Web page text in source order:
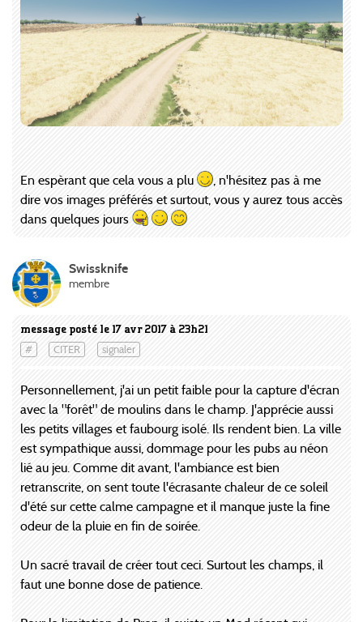
En espèrant que cela vous a plu
, n'hésitez pas à me
dire vos images préférés et surtout, vous y aurez tous accès
dans quelques jours
message posté le 17 avr 2017 à 23h21
# CITER signaler
Swissknife
membre
Personnellement, j'ai un petit faible pour la capture d'écran
avec la "forêt" de moulins dans le champ. J'apprécie aussi
les petits villages et faubourg isolé. Ils rendent bien. La ville
est sympathique aussi, dommage pour les pubs au néon
lié au jeu. Comme dit avant, l'ambiance est bien
retranscrite, on sent toute l'écrasante chaleur de ce soleil
d'été sur cette calme campagne et il manque juste la fine
odeur de la pluie en fin de soirée.
Un sacré travail de créer tout ceci. Surtout les champs, il
faut une bonne dose de patience.